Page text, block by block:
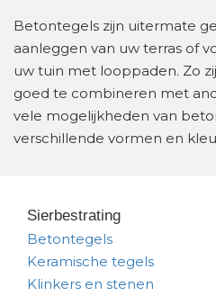
Betontegels zijn uitermate
aanleggen van uw terras of
uw tuin met looppaden. Zo
goed te combineren met
vele mogelijkheden van
verschillende vormen en
Sierbestrating
Betontegels
Keramische tegels
Klinkers en stenen